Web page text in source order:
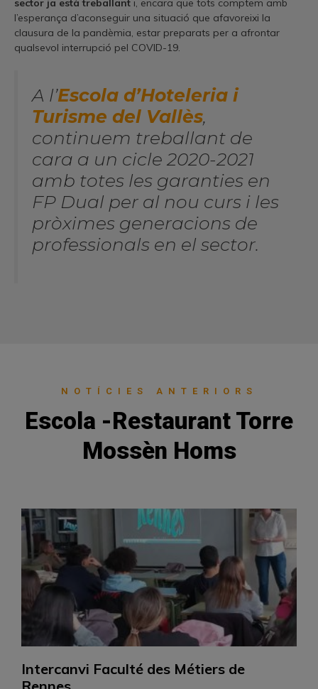
sector ja està treballant i, encara que tots comptem amb
l’esperança d’aconseguir una situació que afavoreixi la
clausura de la pandèmia, estar preparats per a afrontar
qualsevol interrupció pel COVID-19.
A l’Escola d’Hoteleria i
Turisme del Vallès,
continuem treballant de
cara a un cicle 2020-2021
amb totes les garanties en
FP Dual per al nou curs i les
pròximes generacions de
professionals en el sector.
NOTÍCIES ANTERIORS
Escola -Restaurant Torre
Mossèn Homs
Intercanvi Faculté des Métiers de